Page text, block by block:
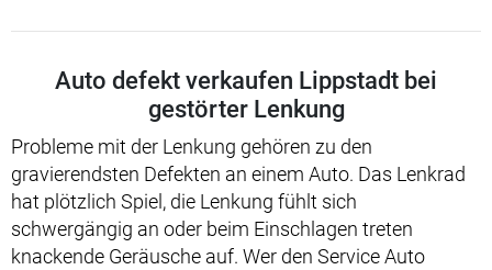
Auto defekt verkaufen Lippstadt bei
gestörter Lenkung
Probleme mit der Lenkung gehören zu den
gravierendsten Defekten an einem Auto. Das Lenkrad
hat plötzlich Spiel, die Lenkung fühlt sich
schwergängig an oder beim Einschlagen treten
knackende Geräusche auf. Wer den Service Auto